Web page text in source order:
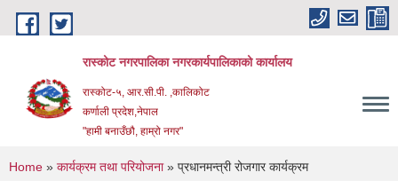
Skip to main content
रास्कोट नगरपालिका नगरकार्यपालिकाको कार्यालय
रास्कोट-५, आर.सी.पी. ,कालिकोट
कर्णाली प्रदेश,नेपाल
"हामी बनाउँछौ, हाम्रो नगर"
You are here
Home » कार्यक्रम तथा परियोजना» प्रधानमन्त्री रोजगार कार्यक्रम